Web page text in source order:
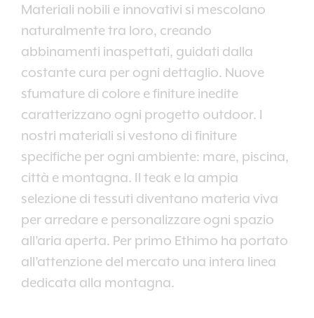
Materiali nobili e innovativi si mescolano
naturalmente tra loro, creando
abbinamenti inaspettati, guidati dalla
costante cura per ogni dettaglio. Nuove
sfumature di colore e finiture inedite
caratterizzano ogni progetto outdoor. I
nostri materiali si vestono di finiture
specifiche per ogni ambiente: mare, piscina,
città e montagna. Il teak e la ampia
selezione di tessuti diventano materia viva
per arredare e personalizzare ogni spazio
all’aria aperta. Per primo Ethimo ha portato
all’attenzione del mercato una intera linea
dedicata alla montagna.